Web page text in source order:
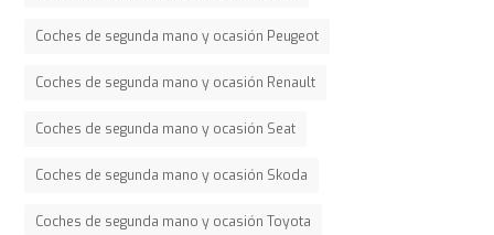
Coches de segunda mano y ocasión Peugeot
Coches de segunda mano y ocasión Renault
Coches de segunda mano y ocasión Seat
Coches de segunda mano y ocasión Skoda
Coches de segunda mano y ocasión Toyota